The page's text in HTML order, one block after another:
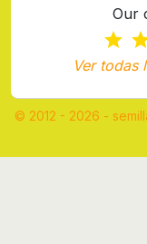
Our
Ver todas
© 2012 - 2026 -